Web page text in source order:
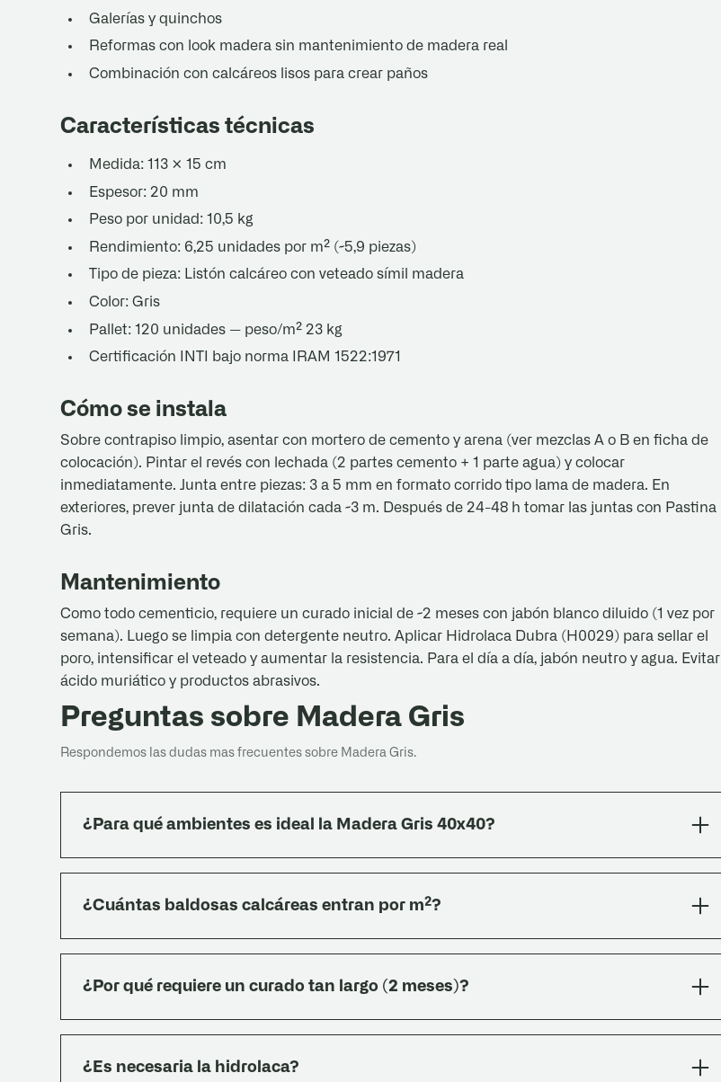
Galerías y quinchos
Reformas con look madera sin mantenimiento de madera real
Combinación con calcáreos lisos para crear paños
Características técnicas
Medida: 113 × 15 cm
Espesor: 20 mm
Peso por unidad: 10,5 kg
Rendimiento: 6,25 unidades por m² (~5,9 piezas)
Tipo de pieza: Listón calcáreo con veteado símil madera
Color: Gris
Pallet: 120 unidades — peso/m² 23 kg
Certificación INTI bajo norma IRAM 1522:1971
Cómo se instala
Sobre contrapiso limpio, asentar con mortero de cemento y arena (ver mezclas A o B en ficha de
colocación). Pintar el revés con lechada (2 partes cemento + 1 parte agua) y colocar
inmediatamente. Junta entre piezas: 3 a 5 mm en formato corrido tipo lama de madera. En
exteriores, prever junta de dilatación cada ~3 m. Después de 24-48 h tomar las juntas con Pastina
Gris.
Mantenimiento
Como todo cementicio, requiere un curado inicial de ~2 meses con jabón blanco diluido (1 vez por
semana). Luego se limpia con detergente neutro. Aplicar Hidrolaca Dubra (H0029) para sellar el
poro, intensificar el veteado y aumentar la resistencia. Para el día a día, jabón neutro y agua. Evitar
ácido muriático y productos abrasivos.
Preguntas sobre Madera Gris
Respondemos las dudas mas frecuentes sobre Madera Gris.
¿Para qué ambientes es ideal la Madera Gris 40x40?
rehabilitaciones de edificios históricos donde se busca respetar la identidad original.
¿Cuántas baldosas calcáreas entran por m²?
¿Por qué requiere un curado tan largo (2 meses)?
semanal de jabón blanco diluido (¼ pan en 10 L de agua caliente, repartido en 3 baldes). Sin
¿Es necesaria la hidrolaca?